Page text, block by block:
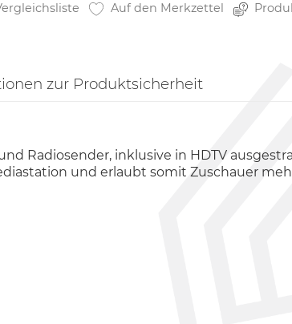
Auf den Merkzettel
zur Produktsicherheit
Radiosender, inklusive in HDTV
und erlaubt somit Zuschauer